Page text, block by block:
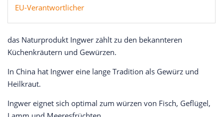
EU-Verantwortlicher
das Naturprodukt Ingwer zählt zu den bekannteren
Küchenkräutern und Gewürzen.
In China hat Ingwer eine lange Tradition als Gewürz und
Heilkraut.
Ingwer eignet sich optimal zum würzen von Fisch, Geflügel,